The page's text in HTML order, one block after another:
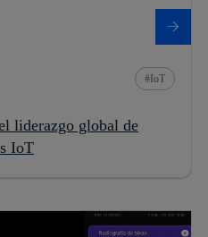
IoT
liderazgo global de
IoT